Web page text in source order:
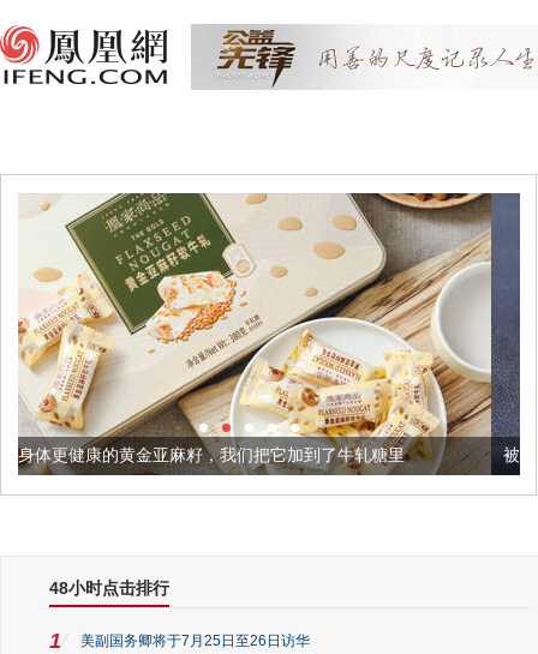
麻籽，我们把它加到了牛轧糖里 被列入佛家七宝的它到底
48小时点击排行
1 美副国务卿将于7月25日至26日访华